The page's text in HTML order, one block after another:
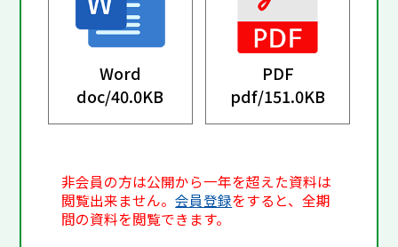
Word
doc/40.0KB
PDF
pdf/151.0KB
非会員の方は公開から一年を超えた資料は
閲覧出来ません。会員登録をすると、全期
間の資料を閲覧できます。